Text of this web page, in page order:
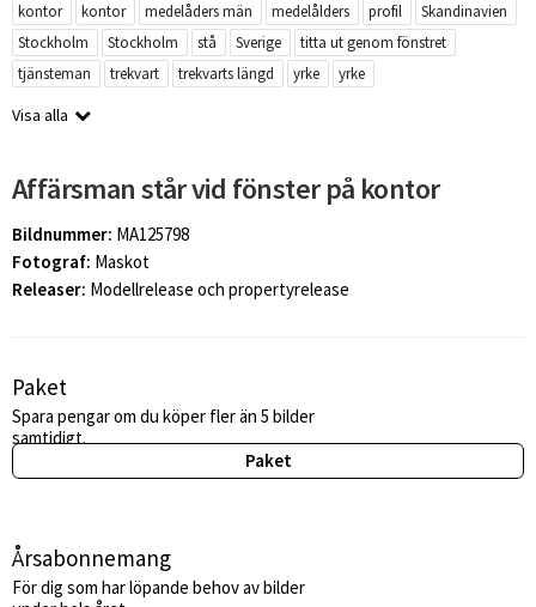
kontor
kontor medelåders män medelålders profil
Skandinavien
Stockholm
Stockholm stå Sverige
titta ut genom fönstret
tjänsteman
trekvart trekvarts längd yrke yrke
Visa alla
Affärsman står vid fönster på kontor
Bildnummer: MA125798
Fotograf: Maskot
Releaser: Modellrelease och propertyrelease
Paket
Spara pengar om du köper fler än 5 bilder
samtidigt.
Paket
Årsabonnemang
För dig som har löpande behov av bilder